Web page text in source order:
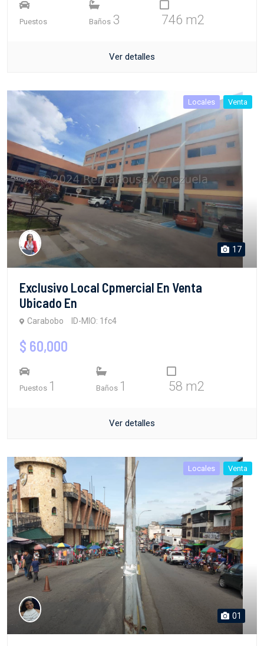
Puestos Baños 3 746 m2
Ver detalles
Locales Venta
17
Exclusivo Local Cpmercial En Venta
Ubicado En
Carabobo ID-MIO: 1fc4
$ 60,000
Puestos 1 Baños 1 58 m2
Ver detalles
Locales Venta
01